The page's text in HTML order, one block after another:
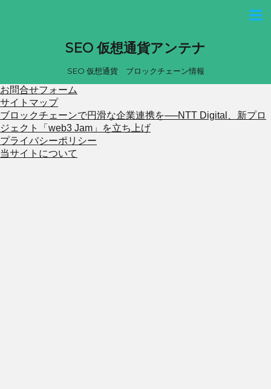
SEO 仮想通貨アンテナ
SEO 仮想通貨 ブロックチェーン情報
お問合せフォーム
サイトマップ
ブロックチェーンで円滑な企業連携を──NTT Digital、新プロ
ジェクト「web3 Jam」を立ち上げ
プライバシーポリシー
当サイトについて